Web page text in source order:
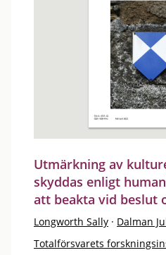
Utmärkning av
skyddas enligt
att beakta vid beslut
Longworth Sally · Dalman
Totalförsvarets